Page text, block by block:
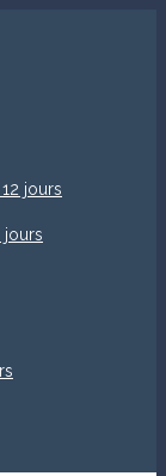
jours
jours